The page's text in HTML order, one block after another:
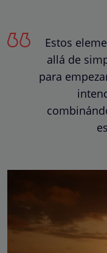
Estos
allá de
para